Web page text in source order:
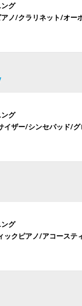
グ
ノ/クラリネット/オ
グ
イザー/シンセパッド/
グ
ックピアノ/アコーステ